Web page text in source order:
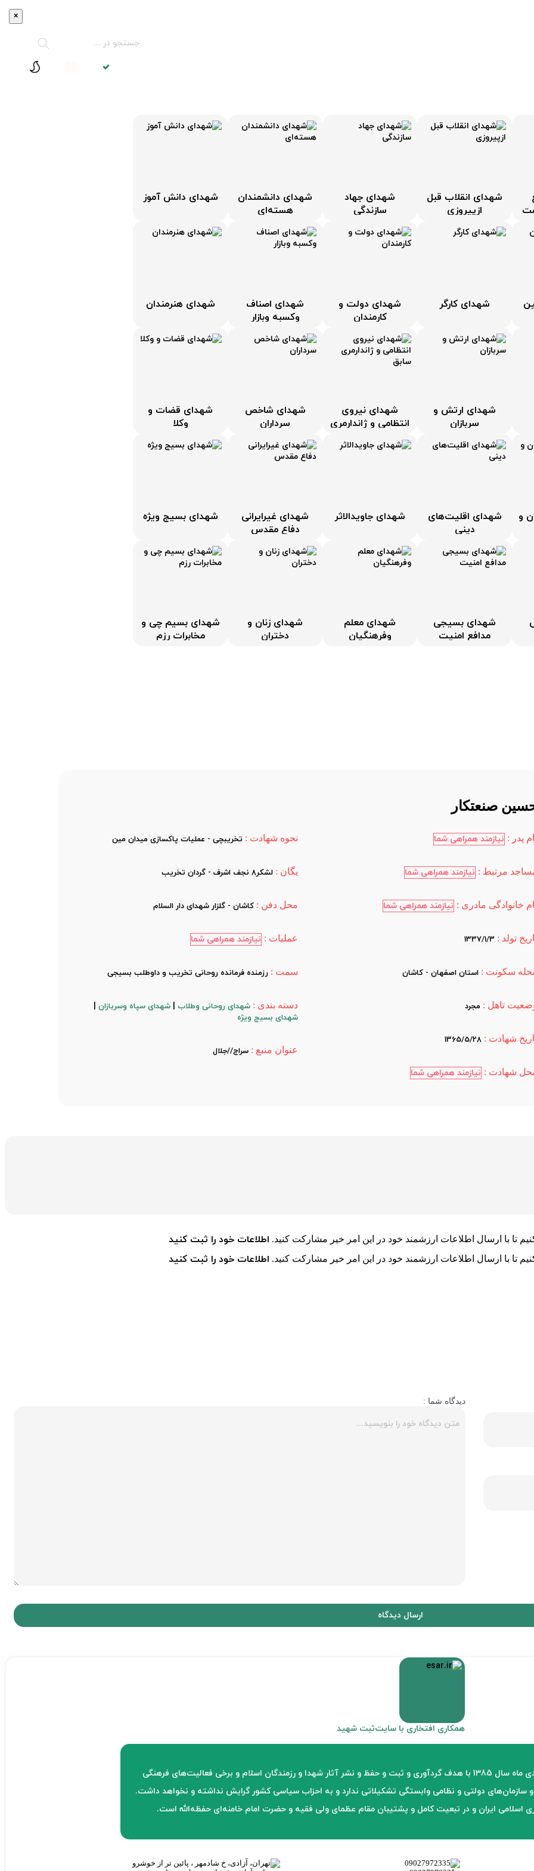
شهدای انقلاب قبل
ازپیروزی
شهدای جهاد
سازندگی
شهدای دانشمندان
هسته‌ای
شهدای دانش آموز
شهدای کارگر
شهدای دولت و
کارمندان
شهدای اصناف
وکسبه وبازار
شهدای هنرمندان
شهدای ارتش و
سربازان
شهدای نیروی
انتظامی و ژاندارمری
شهدای شاخص
سرداران
شهدای قضات و
وکلا
و
شهدای اقلیت‌های
دینی
شهدای جاویدالاثر
شهدای غیرایرانی
دفاع مقدس
شهدای بسیج ویژه
شهدای بسیجی
مدافع امنیت
شهدای معلم
وفرهنگیان
شهدای زنان و
دختران
شهدای بسیم چی و
مخابرات رزم
صنعتکار
پدر : نیازمند همراهی شما
مرتبط : نیازمند همراهی شما
خانوادگی مادری : نیازمند همراهی شما
تولد : 1337/1/3
سکونت : استان اصفهان - کاشان
تاهل : مجرد
شهادت : 1365/5/28
شهادت : نیازمند همراهی شما
نحوه شهادت : تخریبچی - عملیات پاکسازی میدان مین
یگان : لشکر8 نجف اشرف - گردان تخریب
محل دفن : کاشان - گلزار شهدای دار السلام
عملیات : نیازمند همراهی شما
سمت : رزمنده فرمانده روحانی تخریب و داوطلب بسیجی
دسته بندی : شهدای روحانی وطلاب |شهدای سپاه وسربازان
شهدای بسیج ویژه
عنوان منبع : سراج//جلال
تا با ارسال اطلاعات ارزشمند خود در این امر خیر مشارکت کنید. اطلاعات خود را ثبت کنید
تا با ارسال اطلاعات ارزشمند خود در این امر خیر مشارکت کنید. اطلاعات خود را ثبت کنید
دیدگاه شما :
ارسال دیدگاه
همکاری افتخاری با سایتثبت شهید
موسسه فرهنگی سبکبالان عرش در دی ماه سال 1385 با هدف گردآوری و ثبت و حفظ و نشر آثار شهدا و رزمندگان اسلام و برخی فعالیت‌های فرهنگی
سازمان‌های دولتی و نظامی وابستگی تشکیلاتی ندارد و به احزاب سیاسی کشور گرایش نداشته و نخواهد داشت.
اسلامی ایران و در تبعیت کامل و پشتیبان مقام عظمای ولی فقیه و حضرت امام خامنه‌ای حفظه‌الله است.
×